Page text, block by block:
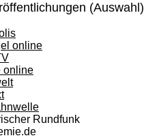
(Auswahl)
online
online
Rundfunk